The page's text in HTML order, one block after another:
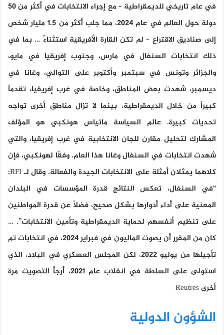
في عام تاريخي للديمقراطية – مع إجراء الانتخابات في أكثر من 50
دولة حول العالم في عام 2024، مما جلب أكثر من 1.5 مليار شخص
إلى صناديق الاقتراع – لم تكن القارة الأفريقية استثناءً … بما في
ذلك انتخابات السنغال في مارس، وجنوب إفريقيا في مايو،
والجزائر وتونس في سبتمبر وأكتوبر على التوالي، وغانا في
ديسمبر، شهدت بعض المناطق، وخاصة في غرب إفريقيا، تقدماً
كبيراً من خلال الديمقراطية، بينما لا تزال مناطق أخرى تواجه
تحديات كبيرة. عالم السياسة ماتياس هونكبي هو المؤلف
المشارك لتحليل مقارن للجان الانتخابية في غرب إفريقيا، والتي
شهدت انتخابات في السنغال وغانا هذا العام. وفقًا لهونكبي، فإن
كلاهما يمثلان أمثلة على الانتخابات الجيدة والفعالة. وقال لـ RFI:
“في السنغال، تعكس النتائج قدرة المؤسسات في البلدان
المعنية على أداء أدوارها بشكل صحيح، فضلاً عن قدرة المواطنين
على تنظيم أنفسهم لحماية الديمقراطية وتأمين الانتخابات”. …
كان من المقرر أن يصوت الماليون في فبراير 2024، في انتخابات تم
تأجيلها من يوليو 2022، لكن المجلس العسكري في البلاد، الذي
استولى على السلطة في انقلاب عام 2021، أرجأ التصويت مرة
أخرى Reutres
الشؤون الدولية